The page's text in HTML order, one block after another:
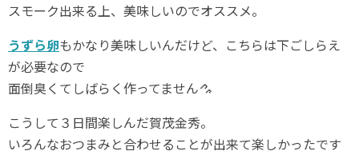
スモーク出来る上、美味しいのでオススメ。
うずら卵もかなり美味しいんだけど、こちらは下ごしらえ
が必要なので
面倒臭くてしばらく作ってません
こうして３日間楽しんだ賀茂金秀。
いろんなおつまみと合わせることが出来て楽しかったです